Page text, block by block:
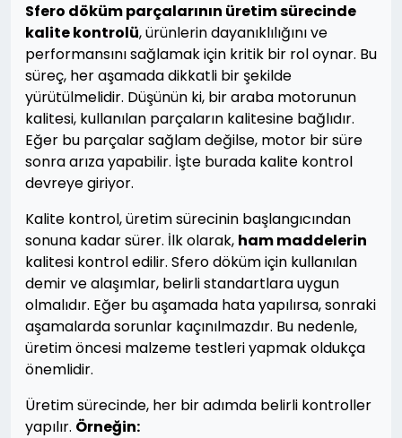
Sfero döküm parçalarının üretim sürecinde
kalite kontrolü, ürünlerin dayanıklılığını ve
performansını sağlamak için kritik bir rol oynar. Bu
süreç, her aşamada dikkatli bir şekilde
yürütülmelidir. Düşünün ki, bir araba motorunun
kalitesi, kullanılan parçaların kalitesine bağlıdır.
Eğer bu parçalar sağlam değilse, motor bir süre
sonra arıza yapabilir. İşte burada kalite kontrol
devreye giriyor.
Kalite kontrol, üretim sürecinin başlangıcından
sonuna kadar sürer. İlk olarak, ham maddelerin
kalitesi kontrol edilir. Sfero döküm için kullanılan
demir ve alaşımlar, belirli standartlara uygun
olmalıdır. Eğer bu aşamada hata yapılırsa, sonraki
aşamalarda sorunlar kaçınılmazdır. Bu nedenle,
üretim öncesi malzeme testleri yapmak oldukça
önemlidir.
Üretim sürecinde, her bir adımda belirli kontroller
yapılır. Örneğin: